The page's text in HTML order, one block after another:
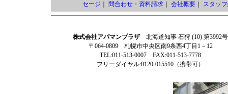
セージ
問合わせ・資料請求｜ 会社概要｜ スタッ
株式会社アパマンプラザ北海道知事 石狩 (10) 第3992号
〒064-0809 札幌市中央区南9条西4丁目1－12
TEL:011-513-0007 FAX:011-513-7778
フリーダイヤル:0120-015510（携帯可）